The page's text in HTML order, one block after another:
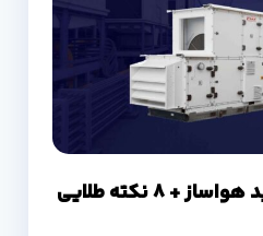
8 نکته طلایی